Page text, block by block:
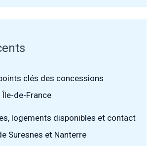
clés des concessions
de-France
logements disponibles et contact
Suresnes et Nanterre